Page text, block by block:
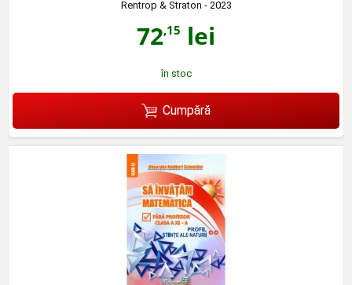
Rentrop & Straton - 2023
72,15 lei
în stoc
Cumpără